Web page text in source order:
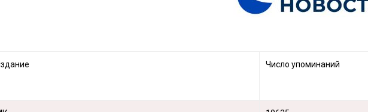
Число упоминаний